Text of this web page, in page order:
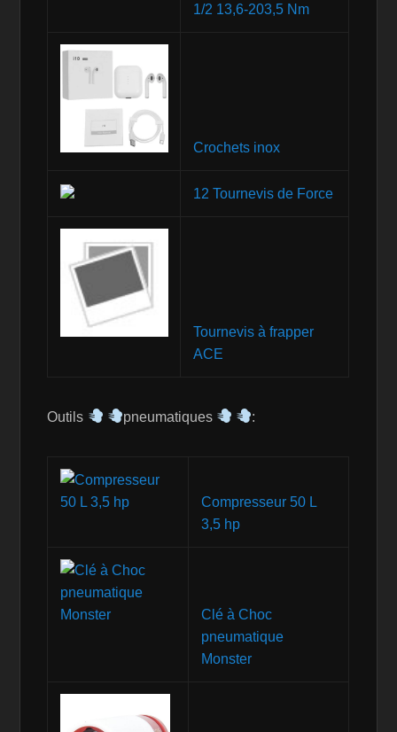
1/2 13,6-203,5 Nm
Crochets inox
12 Tournevis de Force
Tournevis à frapper
ACE
Outils pneumatiques :
Compresseur 50 L
3,5 hp
Clé à Choc
pneumatique
Monster